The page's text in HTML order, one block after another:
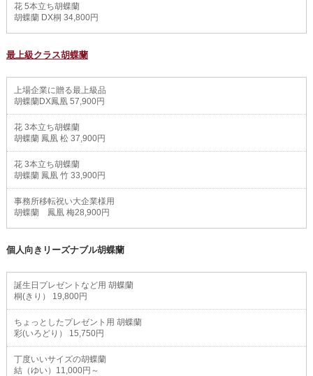
花 5本立ち胡蝶蘭
胡蝶蘭 DX桐 34,800円
最上級クラス胡蝶蘭
上場企業に贈る最上級品
胡蝶蘭DX鳳凰 57,900円
花 3本立ち胡蝶蘭
胡蝶蘭 鳳凰 松 37,900円
花 3本立ち胡蝶蘭
胡蝶蘭 鳳凰 竹 33,900円
事務所移転祝い大企業様用
胡蝶蘭 鳳凰 梅28,900円
個人向きリーズナブル胡蝶蘭
誕生日プレゼントなど用 胡蝶蘭
桐(きり） 19,800円
ちょっとしたプレゼント用 胡蝶蘭
彩(いろどり） 15,750円
丁度いいサイズの胡蝶蘭
結（ゆい）11,000円～